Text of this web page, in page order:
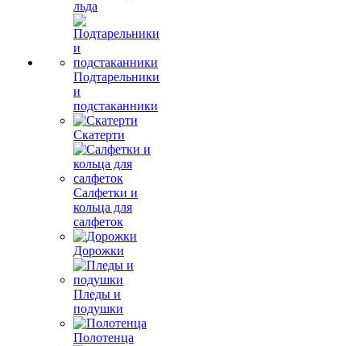
льда
Подтарельники
и
подстаканники
Скатерти
Салфетки и
кольца для
салфеток
Дорожки
Пледы и
подушки
Полотенца